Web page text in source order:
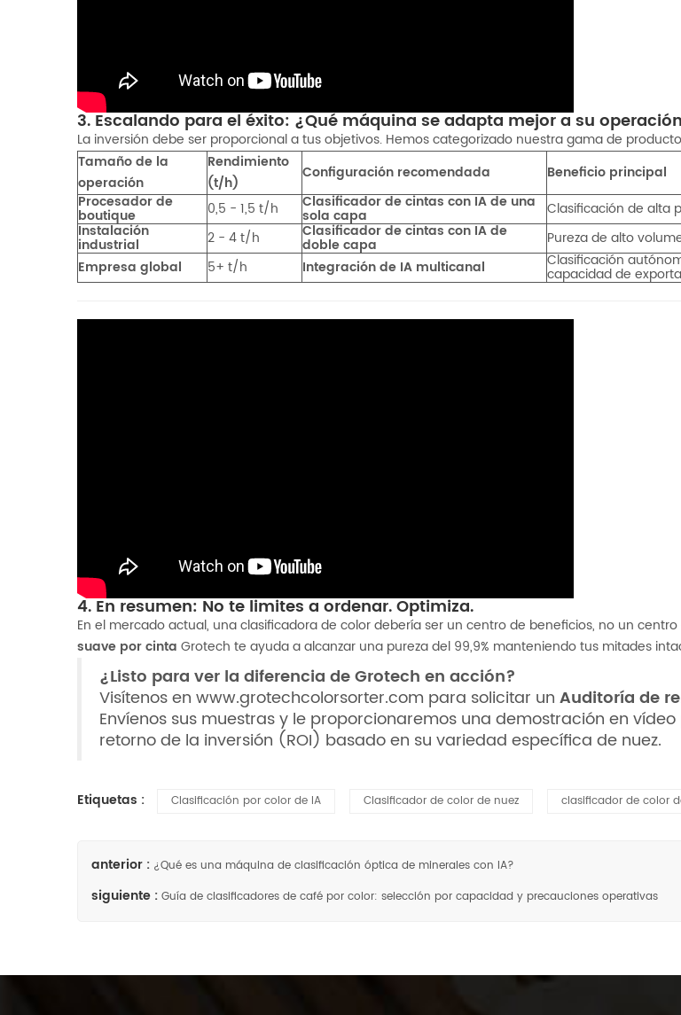
3. Escalando para el éxito: ¿Qué máquina se adapta mejor a su
La inversión debe ser proporcional a tus objetivos. Hemos categorizado nuestra gama de
Tamaño de la
operación
Rendimiento
(t/h)
Configuración recomendada
Beneficio principal
Procesador de
boutique 0,5 - 1,5 t/h Clasificador de cintas con IA de una
sola capa
Clasificación de alta
Instalación
industrial 2 - 4 t/h Clasificador de cintas con IA de
doble capa
Pureza de alto
Empresa global
5+ t/h Integración de IA multicanal Clasificación
capacidad de
4. En resumen: No te limites a ordenar. Optimiza.
En el mercado actual, una clasificadora de color debería ser un centro de beneficios, no un
suave por cinta Grotech te ayuda a alcanzar una pureza del 99,9% manteniendo tus mitades
¿Listo para ver la diferencia de Grotech en acción?
Visítenos en www.grotechcolorsorter.com para solicitar un Auditoría de
Envíenos sus muestras y le proporcionaremos una demostración en
retorno de la inversión (ROI) basado en su variedad específica de nuez.
Etiquetas : Clasificación por color de IA Clasificador de color de nuez clasificador de color
anterior : ¿Qué es una máquina de clasificación óptica de minerales con IA?
siguiente : Guía de clasificadores de café por color: selección por capacidad y precauciones operativas